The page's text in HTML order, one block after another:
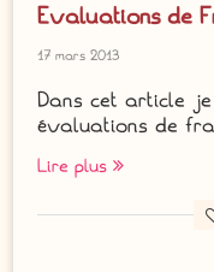
Evaluations de
17 mars 2013
Dans cet article
évaluations de
Lire plus